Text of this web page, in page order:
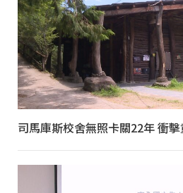
司馬庫斯校舍無照卡關22年 衝